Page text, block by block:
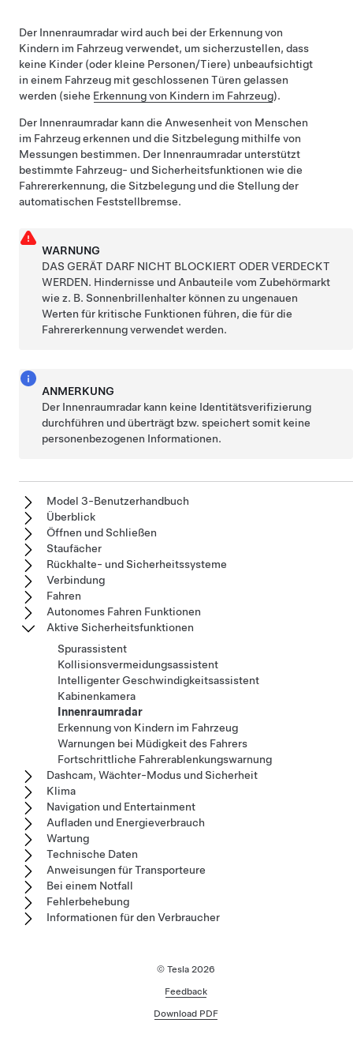
Der Innenraumradar wird auch bei der Erkennung von
Kindern im Fahrzeug verwendet, um sicherzustellen, dass
keine Kinder (oder kleine Personen/Tiere) unbeaufsichtigt
in einem Fahrzeug mit geschlossenen Türen gelassen
werden (siehe Erkennung von Kindern im Fahrzeug).
Der Innenraumradar kann die Anwesenheit von Menschen
im Fahrzeug erkennen und die Sitzbelegung mithilfe von
Messungen bestimmen. Der Innenraumradar unterstützt
bestimmte Fahrzeug- und Sicherheitsfunktionen wie die
Fahrererkennung, die Sitzbelegung und die Stellung der
automatischen Feststellbremse.
WARNUNG
DAS GERÄT DARF NICHT BLOCKIERT ODER VERDECKT
WERDEN. Hindernisse und Anbauteile vom Zubehörmarkt
wie z. B. Sonnenbrillenhalter können zu ungenauen
Werten für kritische Funktionen führen, die für die
Fahrererkennungverwendet werden.
ANMERKUNG
Der Innenraumradar kann keine Identitätsverifizierung
durchführen und überträgt bzw. speichert somit keine
personenbezogenen Informationen.
Model 3-Benutzerhandbuch
Überblick
Öffnen und Schließen
Staufächer
Rückhalte- und Sicherheitssysteme
Verbindung
Fahren
Autonomes Fahren Funktionen
Aktive Sicherheitsfunktionen
Spurassistent
Kollisionsvermeidungsassistent
Intelligenter Geschwindigkeitsassistent
Kabinenkamera
Innenraumradar
Erkennung von Kindern im Fahrzeug
Warnungen bei Müdigkeit des Fahrers
Fortschrittliche Fahrerablenkungswarnung
Dashcam, Wächter-Modus und Sicherheit
Klima
Navigation und Entertainment
Aufladen und Energieverbrauch
Wartung
Technische Daten
Anweisungen für Transporteure
Bei einem Notfall
Fehlerbehebung
Informationen für den Verbraucher
© Tesla 2026
Feedback
Download PDF